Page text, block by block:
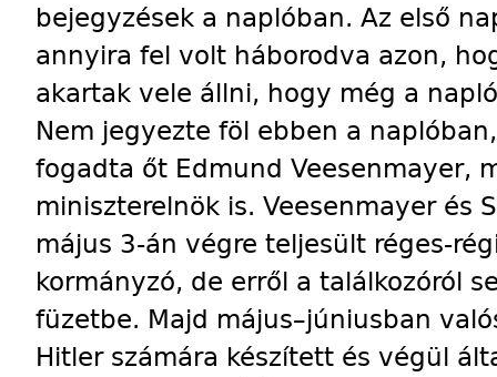
bejegyzések a naplóban. Az első
annyira fel volt háborodva azon,
akartak vele állni, hogy még a
Nem jegyezte föl ebben a
fogadta őt Edmund Veesenmayer,
miniszterelnök is. Veesenmayer és
május 3-án végre teljesült réges-
kormányzó, de erről a találkozóról
füzetbe. Majd május–júniusban
Hitler számára készített és végül